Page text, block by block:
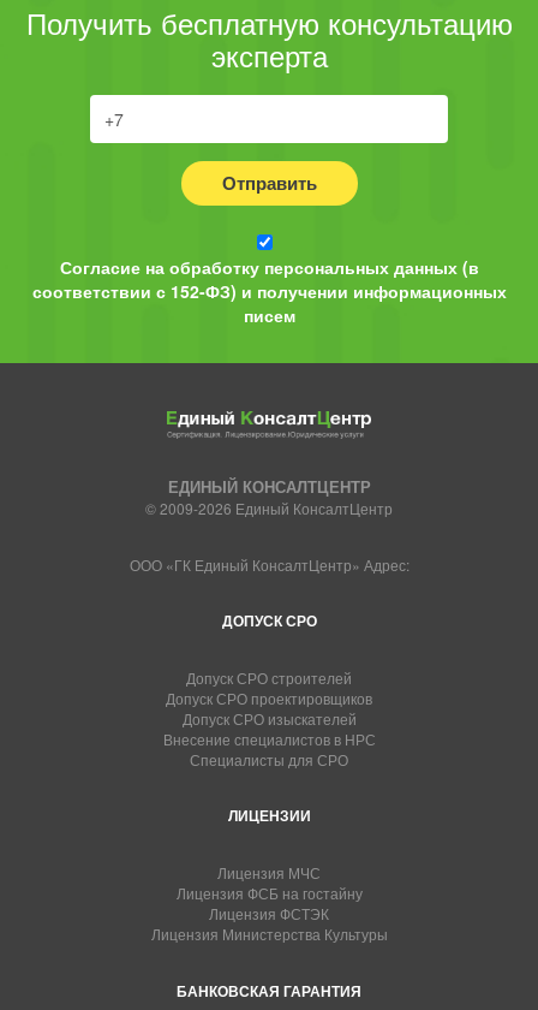
Получить бесплатную консультацию
эксперта
Отправить
Согласие на обработку персональных данных (в
соответствии с 152-ФЗ) и получении информационных
писем
ЕДИНЫЙ КОНСАЛТЦЕНТР
© 2009-2026 Единый КонсалтЦентр
ООО «ГК Единый КонсалтЦентр» Адрес:
ДОПУСК СРО
Допуск СРО строителей
Допуск СРО проектировщиков
Допуск СРО изыскателей
Внесение специалистов в НРС
Специалисты для СРО
ЛИЦЕНЗИИ
Лицензия МЧС
Лицензия ФСБ на гостайну
Лицензия ФСТЭК
Лицензия Министерства Культуры
БАНКОВСКАЯ ГАРАНТИЯ